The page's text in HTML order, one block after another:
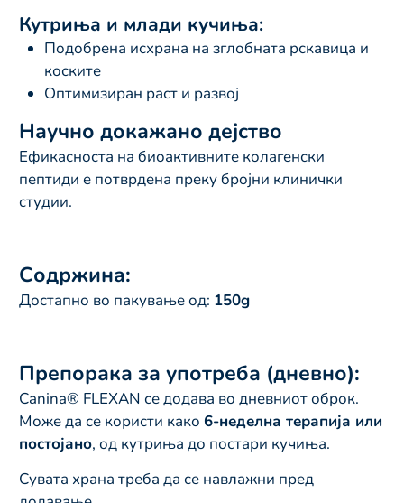
Кутриња и млади кучиња:
Подобрена исхрана на зглобната рскавица и
коските
Оптимизиран раст и развој
Научно докажано дејство
Ефикасноста на биоактивните колагенски
пептиди е потврдена преку бројни клинички
студии.
Содржина:
Достапно во пакување од: 150g
Препорака за употреба (дневно):
Canina® FLEXAN се додава во дневниот оброк.
Може да се користи како 6-неделна терапија или
постојано, од кутриња до постари кучиња.
Сувата храна треба да се навлажни пред